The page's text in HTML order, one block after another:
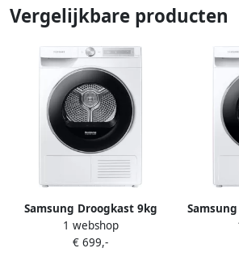
Vergelijkbare producten
Samsung Droogkast 9kg
DV90T6240LH A+++
1 webshop
€ 699,-
serie
9kg